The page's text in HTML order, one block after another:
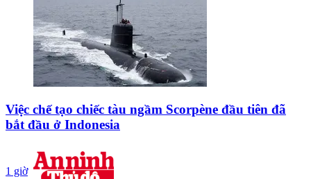
Việc chế tạo chiếc tàu ngầm Scorpène đầu tiên đã
bắt đầu ở Indonesia
1 giờ